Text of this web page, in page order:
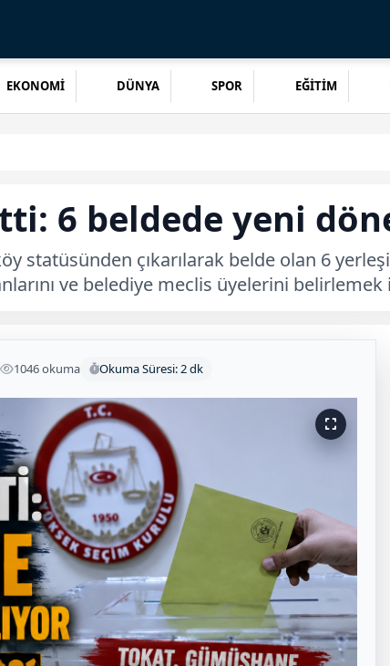
EKONOMİ DÜNYA SPOR EĞİTİM
6 beldede yeni
statüsünden çıkarılarak belde olan 6
ve belediye meclis üyelerini
1046 okuma Okuma Süresi: 2 dk